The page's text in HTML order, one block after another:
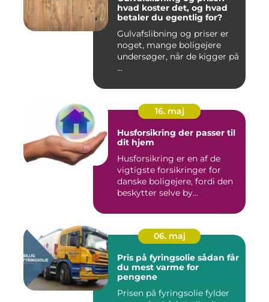
hvad koster det, og hvad
betaler du egentlig for?
Gulvafslibning og priser er
noget, mange boligejere
undersøger, når de kigger på
...
16. maj
Husforsikring der passer til
dit hjem
Husforsikring er en af de
vigtigste forsikringer for
danske boligejere, fordi den
beskytter selve by...
06. maj
Pris på fyringsolie sådan får
du mest varme for
pengene
Prisen på fyringsolie fylder